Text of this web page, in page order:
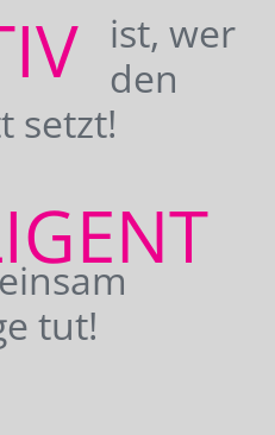
ist, wer
den
setzt!
tut!